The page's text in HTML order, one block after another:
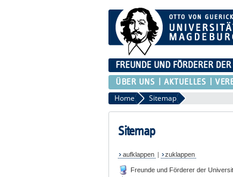
FREUNDE UND FÖRDERER
ÜBER UNS AKTUELLES
Home Sitemap
Sitemap
aufklappen | zuklappen
Freunde und Förderer der